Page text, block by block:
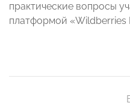
практические вопросы
платформой